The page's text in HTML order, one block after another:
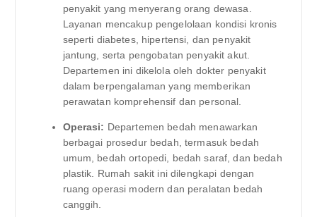
penyakit yang menyerang orang dewasa.
Layanan mencakup pengelolaan kondisi kronis
seperti diabetes, hipertensi, dan penyakit
jantung, serta pengobatan penyakit akut.
Departemen ini dikelola oleh dokter penyakit
dalam berpengalaman yang memberikan
perawatan komprehensif dan personal.
Operasi: Departemen bedah menawarkan
berbagai prosedur bedah, termasuk bedah
umum, bedah ortopedi, bedah saraf, dan bedah
plastik. Rumah sakit ini dilengkapi dengan
ruang operasi modern dan peralatan bedah
canggih.